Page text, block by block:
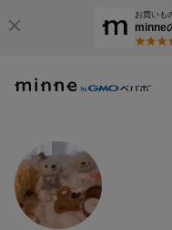
お買いも
minne